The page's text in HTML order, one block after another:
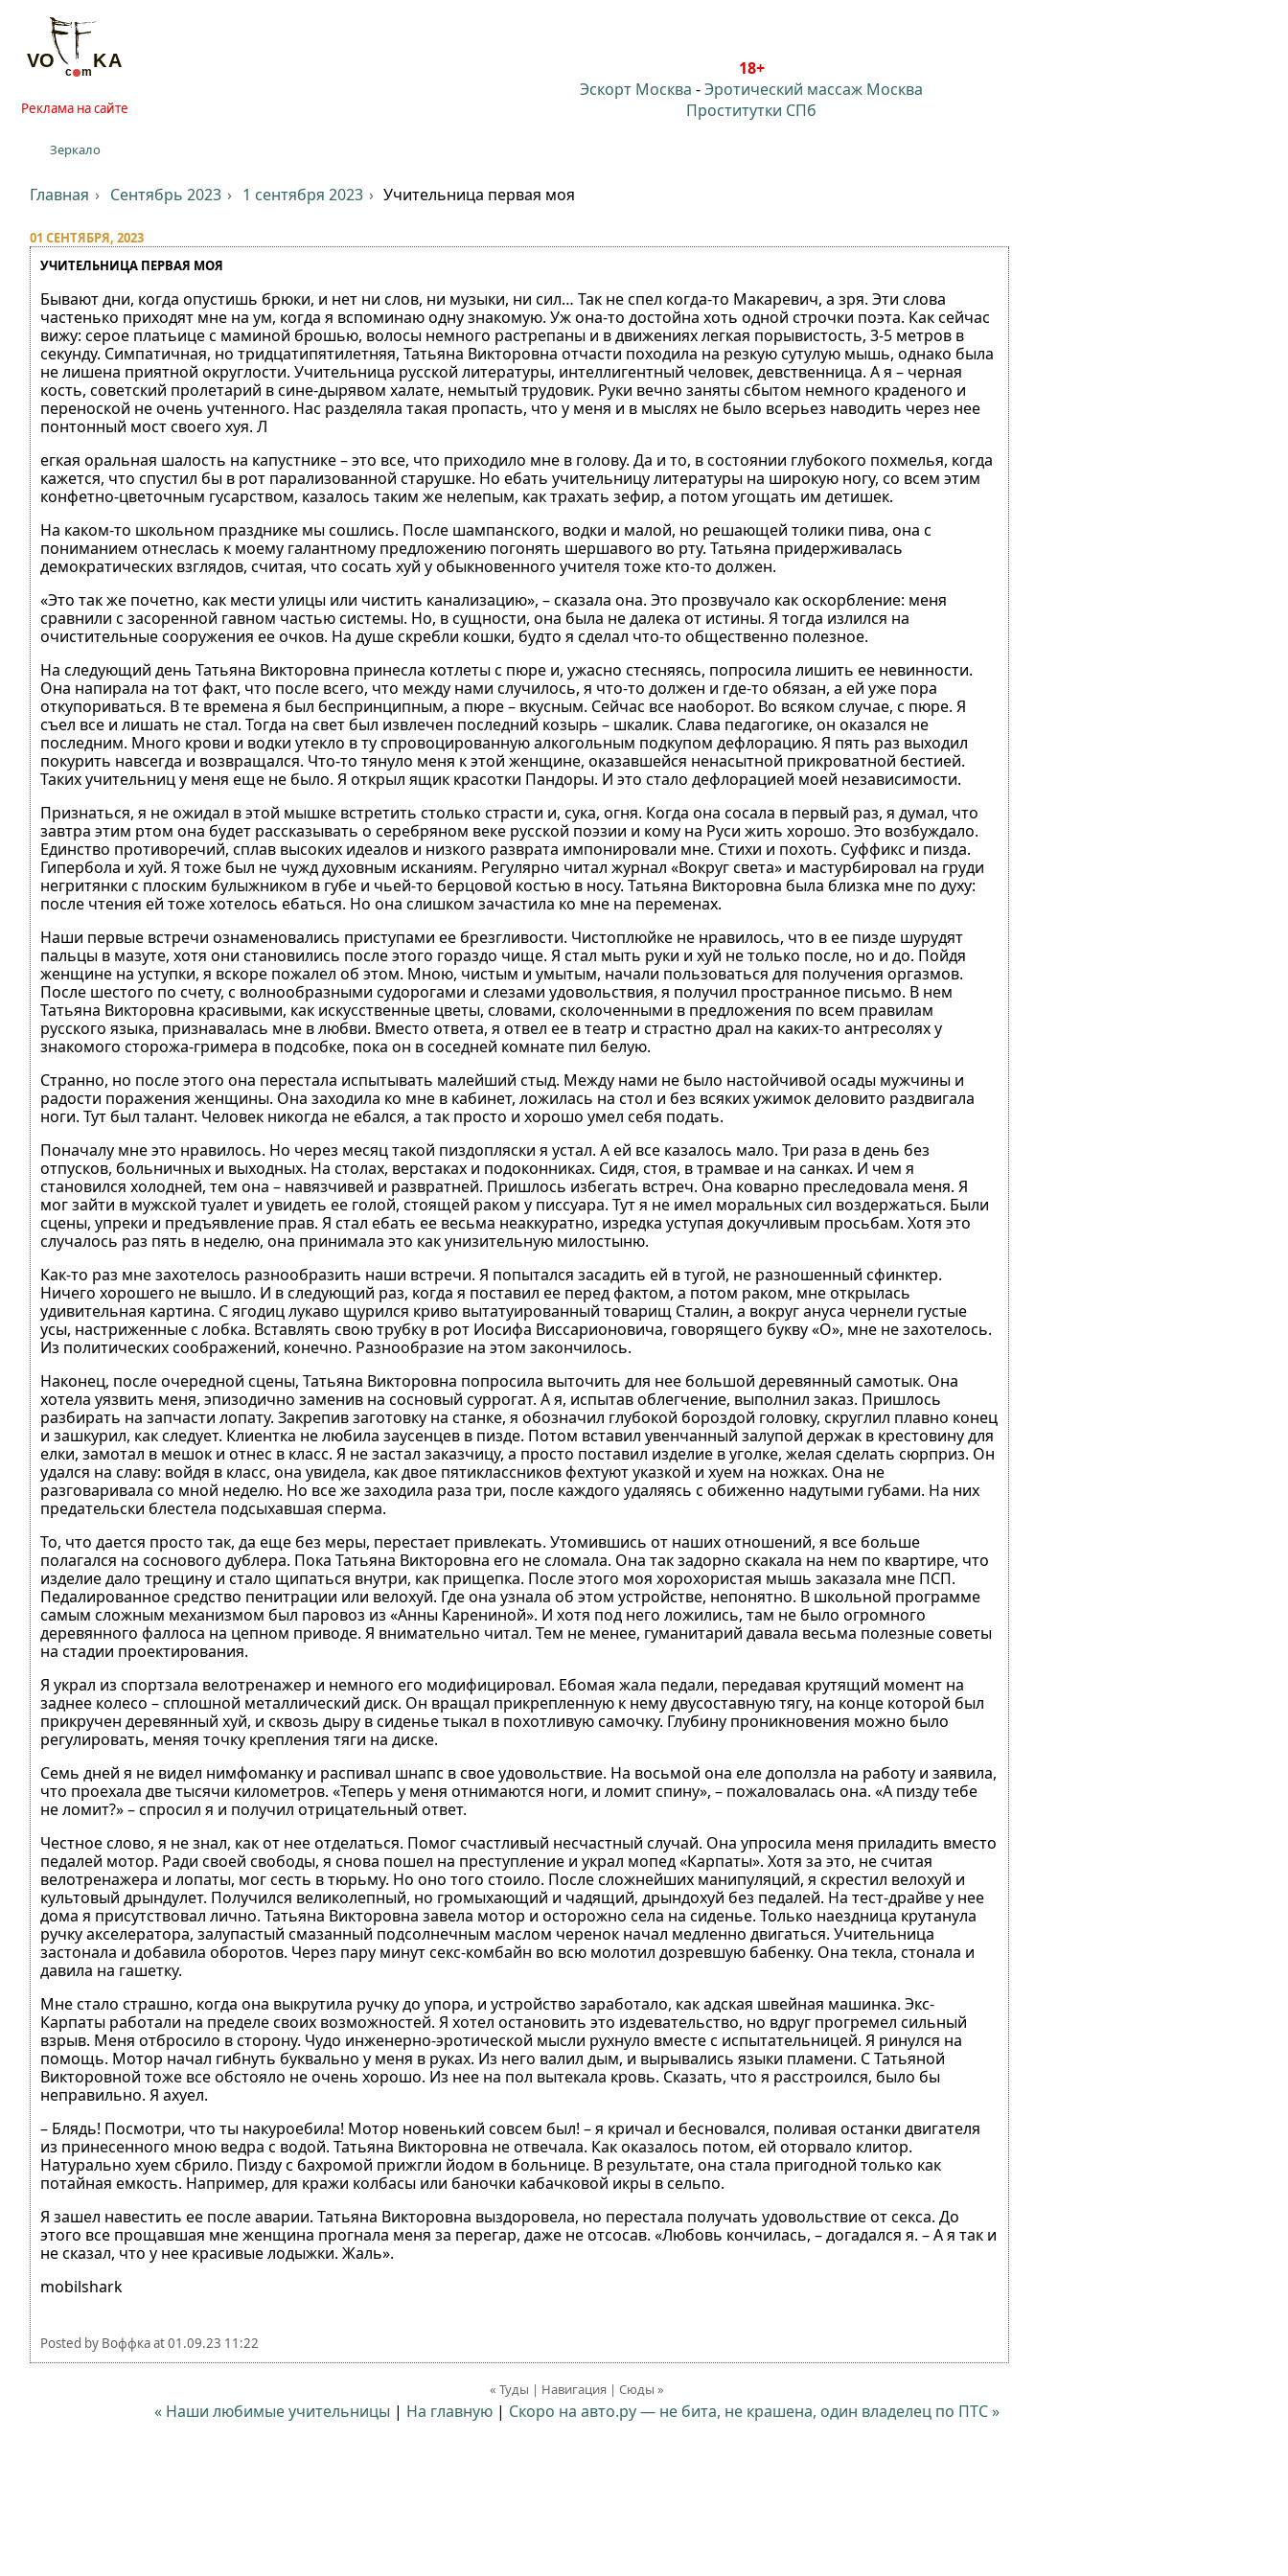
Реклама на сайте
Зеркало
18+
Эскорт Москва -Эротический массаж Москва
Проститутки СПб
Главная Сентябрь 2023 1 сентября 2023 Учительница первая моя
01 СЕНТЯБРЯ, 2023
УЧИТЕЛЬНИЦА ПЕРВАЯ МОЯ
Бывают дни, когда опустишь брюки, и нет ни слов, ни музыки, ни сил… Так не спел когда-то Макаревич, а зря. Эти слова
частенько приходят мне на ум, когда я вспоминаю одну знакомую. Уж она-то достойна хоть одной строчки поэта. Как сейчас
вижу: серое платьице с маминой брошью, волосы немного растрепаны и в движениях легкая порывистость, 3-5 метров в
секунду. Симпатичная, но тридцатипятилетняя, Татьяна Викторовна отчасти походила на резкую сутулую мышь, однако была
не лишена приятной округлости. Учительница русской литературы, интеллигентный человек, девственница. А я – черная
кость, советский пролетарий в сине-дырявом халате, немытый трудовик. Руки вечно заняты сбытом немного краденого и
переноской не очень учтенного. Нас разделяла такая пропасть, что у меня и в мыслях не было всерьез наводить через нее
понтонный мост своего хуя. Л
егкая оральная шалость на капустнике – это все, что приходило мне в голову. Да и то, в состоянии глубокого похмелья, когда
кажется, что спустил бы в рот парализованной старушке. Но ебать учительницу литературы на широкую ногу, со всем этим
конфетно-цветочным гусарством, казалось таким же нелепым, как трахать зефир, а потом угощать им детишек.
На каком-то школьном празднике мы сошлись. После шампанского, водки и малой, но решающей толики пива, она с
пониманием отнеслась к моему галантному предложению погонять шершавого во рту. Татьяна придерживалась
демократических взглядов, считая, что сосать хуй у обыкновенного учителя тоже кто-то должен.
«Это так же почетно, как мести улицы или чистить канализацию», – сказала она. Это прозвучало как оскорбление: меня
сравнили с засоренной гавном частью системы. Но, в сущности, она была не далека от истины. Я тогда излился на
очистительные сооружения ее очков. На душе скребли кошки, будто я сделал что-то общественно полезное.
На следующий день Татьяна Викторовна принесла котлеты с пюре и, ужасно стесняясь, попросила лишить ее невинности.
Она напирала на тот факт, что после всего, что между нами случилось, я что-то должен и где-то обязан, а ей уже пора
откупориваться. В те времена я был беспринципным, а пюре – вкусным. Сейчас все наоборот. Во всяком случае, с пюре. Я
съел все и лишать не стал. Тогда на свет был извлечен последний козырь – шкалик. Слава педагогике, он оказался не
последним. Много крови и водки утекло в ту спровоцированную алкогольным подкупом дефлорацию. Я пять раз выходил
покурить навсегда и возвращался. Что-то тянуло меня к этой женщине, оказавшейся ненасытной прикроватной бестией.
Таких учительниц у меня еще не было. Я открыл ящик красотки Пандоры. И это стало дефлорацией моей независимости.
Признаться, я не ожидал в этой мышке встретить столько страсти и, сука, огня. Когда она сосала в первый раз, я думал, что
завтра этим ртом она будет рассказывать о серебряном веке русской поэзии и кому на Руси жить хорошо. Это возбуждало.
Единство противоречий, сплав высоких идеалов и низкого разврата импонировали мне. Стихи и похоть. Суффикс и пизда.
Гипербола и хуй. Я тоже был не чужд духовным исканиям. Регулярно читал журнал «Вокруг света» и мастурбировал на груди
негритянки с плоским булыжником в губе и чьей-то берцовой костью в носу. Татьяна Викторовна была близка мне по духу:
после чтения ей тоже хотелось ебаться. Но она слишком зачастила ко мне на переменах.
Наши первые встречи ознаменовались приступами ее брезгливости. Чистоплюйке не нравилось, что в ее пизде шурудят
пальцы в мазуте, хотя они становились после этого гораздо чище. Я стал мыть руки и хуй не только после, но и до. Пойдя
женщине на уступки, я вскоре пожалел об этом. Мною, чистым и умытым, начали пользоваться для получения оргазмов.
После шестого по счету, с волнообразными судорогами и слезами удовольствия, я получил пространное письмо. В нем
Татьяна Викторовна красивыми, как искусственные цветы, словами, сколоченными в предложения по всем правилам
русского языка, признавалась мне в любви. Вместо ответа, я отвел ее в театр и страстно драл на каких-то антресолях у
знакомого сторожа-гримера в подсобке, пока он в соседней комнате пил белую.
Странно, но после этого она перестала испытывать малейший стыд. Между нами не было настойчивой осады мужчины и
радости поражения женщины. Она заходила ко мне в кабинет, ложилась на стол и без всяких ужимок деловито раздвигала
ноги. Тут был талант. Человек никогда не ебался, а так просто и хорошо умел себя подать.
Поначалу мне это нравилось. Но через месяц такой пиздопляски я устал. А ей все казалось мало. Три раза в день без
отпусков, больничных и выходных. На столах, верстаках и подоконниках. Сидя, стоя, в трамвае и на санках. И чем я
становился холодней, тем она – навязчивей и развратней. Пришлось избегать встреч. Она коварно преследовала меня. Я
мог зайти в мужской туалет и увидеть ее голой, стоящей раком у писсуара. Тут я не имел моральных сил воздержаться. Были
сцены, упреки и предъявление прав. Я стал ебать ее весьма неаккуратно, изредка уступая докучливым просьбам. Хотя это
случалось раз пять в неделю, она принимала это как унизительную милостыню.
Как-то раз мне захотелось разнообразить наши встречи. Я попытался засадить ей в тугой, не разношенный сфинктер.
Ничего хорошего не вышло. И в следующий раз, когда я поставил ее перед фактом, а потом раком, мне открылась
удивительная картина. С ягодиц лукаво щурился криво вытатуированный товарищ Сталин, а вокруг ануса чернели густые
усы, настриженные с лобка. Вставлять свою трубку в рот Иосифа Виссарионовича, говорящего букву «О», мне не захотелось.
Из политических соображений, конечно. Разнообразие на этом закончилось.
Наконец, после очередной сцены, Татьяна Викторовна попросила выточить для нее большой деревянный самотык. Она
хотела уязвить меня, эпизодично заменив на сосновый суррогат. А я, испытав облегчение, выполнил заказ. Пришлось
разбирать на запчасти лопату. Закрепив заготовку на станке, я обозначил глубокой бороздой головку, скруглил плавно конец
и зашкурил, как следует. Клиентка не любила заусенцев в пизде. Потом вставил увенчанный залупой держак в крестовину для
елки, замотал в мешок и отнес в класс. Я не застал заказчицу, а просто поставил изделие в уголке, желая сделать сюрприз. Он
удался на славу: войдя в класс, она увидела, как двое пятиклассников фехтуют указкой и хуем на ножках. Она не
разговаривала со мной неделю. Но все же заходила раза три, после каждого удаляясь с обиженно надутыми губами. На них
предательски блестела подсыхавшая сперма.
То, что дается просто так, да еще без меры, перестает привлекать. Утомившись от наших отношений, я все больше
полагался на соснового дублера. Пока Татьяна Викторовна его не сломала. Она так задорно скакала на нем по квартире, что
изделие дало трещину и стало щипаться внутри, как прищепка. После этого моя хорохористая мышь заказала мне ПСП.
Педалированное средство пенитрации или велохуй. Где она узнала об этом устройстве, непонятно. В школьной программе
самым сложным механизмом был паровоз из «Анны Карениной». И хотя под него ложились, там не было огромного
деревянного фаллоса на цепном приводе. Я внимательно читал. Тем не менее, гуманитарий давала весьма полезные советы
на стадии проектирования.
Я украл из спортзала велотренажер и немного его модифицировал. Ебомая жала педали, передавая крутящий момент на
заднее колесо – сплошной металлический диск. Он вращал прикрепленную к нему двусоставную тягу, на конце которой был
прикручен деревянный хуй, и сквозь дыру в сиденье тыкал в похотливую самочку. Глубину проникновения можно было
регулировать, меняя точку крепления тяги на диске.
Семь дней я не видел нимфоманку и распивал шнапс в свое удовольствие. На восьмой она еле доползла на работу и заявила,
что проехала две тысячи километров. «Теперь у меня отнимаются ноги, и ломит спину», – пожаловалась она. «А пизду тебе
не ломит?» – спросил я и получил отрицательный ответ.
Честное слово, я не знал, как от нее отделаться. Помог счастливый несчастный случай. Она упросила меня приладить вместо
педалей мотор. Ради своей свободы, я снова пошел на преступление и украл мопед «Карпаты». Хотя за это, не считая
велотренажера и лопаты, мог сесть в тюрьму. Но оно того стоило. После сложнейших манипуляций, я скрестил велохуй и
культовый дрындулет. Получился великолепный, но громыхающий и чадящий, дрындохуй без педалей. На тест-драйве у нее
дома я присутствовал лично. Татьяна Викторовна завела мотор и осторожно села на сиденье. Только наездница крутанула
ручку акселератора, залупастый смазанный подсолнечным маслом черенок начал медленно двигаться. Учительница
застонала и добавила оборотов. Через пару минут секс-комбайн во всю молотил дозревшую бабенку. Она текла, стонала и
давила на гашетку.
Мне стало страшно, когда она выкрутила ручку до упора, и устройство заработало, как адская швейная машинка. Экс-
Карпаты работали на пределе своих возможностей. Я хотел остановить это издевательство, но вдруг прогремел сильный
взрыв. Меня отбросило в сторону. Чудо инженерно-эротической мысли рухнуло вместе с испытательницей. Я ринулся на
помощь. Мотор начал гибнуть буквально у меня в руках. Из него валил дым, и вырывались языки пламени. С Татьяной
Викторовной тоже все обстояло не очень хорошо. Из нее на пол вытекала кровь. Сказать, что я расстроился, было бы
неправильно. Я ахуел.
– Блядь! Посмотри, что ты накуроебила! Мотор новенький совсем был! – я кричал и бесновался, поливая останки двигателя
из принесенного мною ведра с водой. Татьяна Викторовна не отвечала. Как оказалось потом, ей оторвало клитор.
Натурально хуем сбрило. Пизду с бахромой прижгли йодом в больнице. В результате, она стала пригодной только как
потайная емкость. Например, для кражи колбасы или баночки кабачковой икры в сельпо.
Я зашел навестить ее после аварии. Татьяна Викторовна выздоровела, но перестала получать удовольствие от секса. До
этого все прощавшая мне женщина прогнала меня за перегар, даже не отсосав. «Любовь кончилась, – догадался я. – А я так и
не сказал, что у нее красивые лодыжки. Жаль».
mobilshark
Posted by Воффкаat01.09.23 11:22
« Туды | Навигация | Сюды »
« Наши любимые учительницы | На главную | Скоро на авто.ру — не бита, не крашена, один владелец по ПТС »